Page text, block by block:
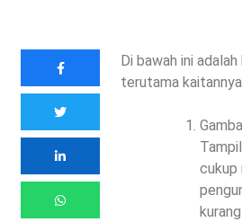
Di bawah ini
terutama
cukup